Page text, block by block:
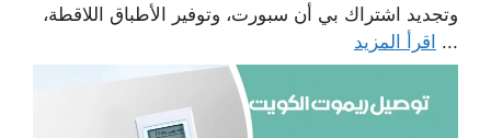
وتجديد اشتراك بي أن سبورت، وتوفير الأطباق اللاقطة،
... اقرأ المزيد